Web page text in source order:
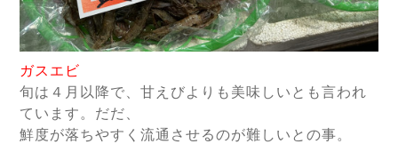
ガスエビ
旬は４月以降で、甘えびよりも美味しいとも言われ
ています。だだ、
鮮度が落ちやすく 流通させるのが難しいとの事。